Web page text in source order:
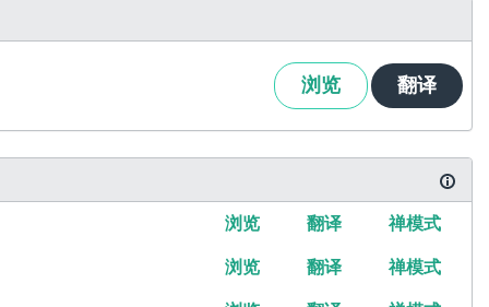
浏览 翻译
浏览 翻译
禅模式
浏览 翻译
禅模式